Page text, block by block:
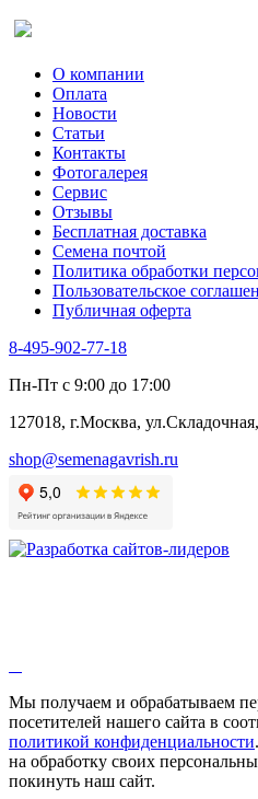
Тмин
Трава для чая
Туласи
Укроп
Фенхель пряный
Хризантема овощная
Цикорий пряный
Цикорий салатный
Черемша
Шпинат
Щавель
Эндивий
Эстрагон
Алтей
Бессмертник
Валериана
Валерианелла
Гибискус
Девясил
Душица
Змееголовник
Мыльнянка
Мята
Овсяный корень
Огуречная трава
Пустырник
О компании
Оплата
Новости
Статьи
Контакты
Фотогалерея​
Сервис
Отзывы
Бесплатная доставка
Семена почтой
Политика обработки
Пользовательское
Публичная оферта
8-495-902-77-18
Пн-Пт с 9:00 до 17:00
127018, г.Москва,
shop@semenagavrish.ru
Мы получаем и обрабатываем
посетителей нашего сайта в
политикой конфиденциальности
на обработку своих
покинуть наш сайт.